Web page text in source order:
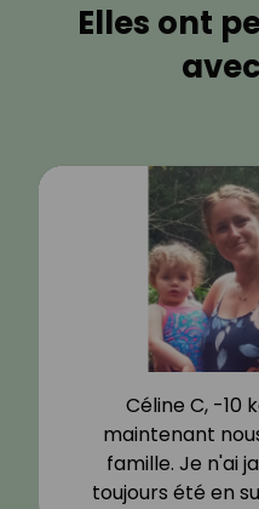
Elles ont
Céline C, -10
maintenant
famille. Je n'ai
toujours été en